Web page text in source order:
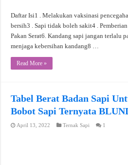
Daftar Isi1 . Melakukan vaksinasi
bersih3 . Sapi tidak boleh sakit4 .
Pakan Serat6. Kandang sapi jangan terlalu
menjaga kebersihan kandang8 …
Read More »
Tabel Berat Badan Sapi
Bobot Sapi Ternyata
April 13, 2022 Ternak Sapi 1